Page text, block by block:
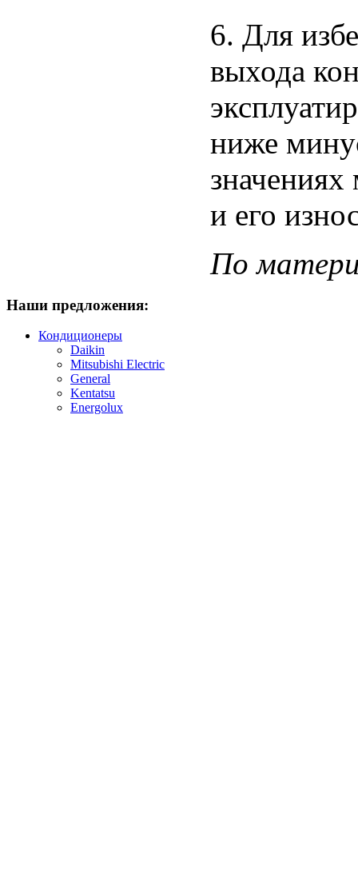
6. Для
выхода
ниже
значениях
и его
По
Наши предложения:
Кондиционеры
Daikin
Mitsubishi Electric
General
Kentatsu
Energolux